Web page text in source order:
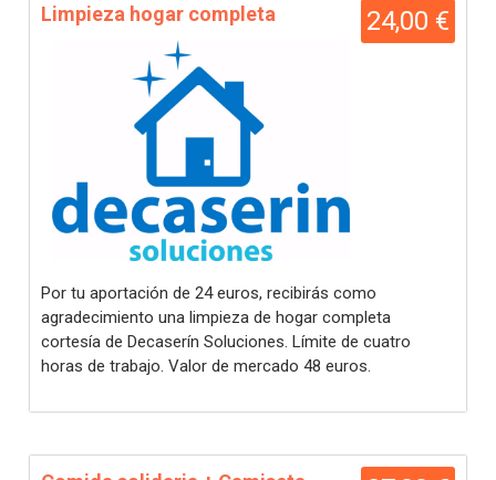
24,00 €
Limpieza hogar completa
Por tu aportación de 24 euros, recibirás como
agradecimiento una limpieza de hogar completa
cortesía de Decaserín Soluciones. Límite de cuatro
horas de trabajo. Valor de mercado 48 euros.